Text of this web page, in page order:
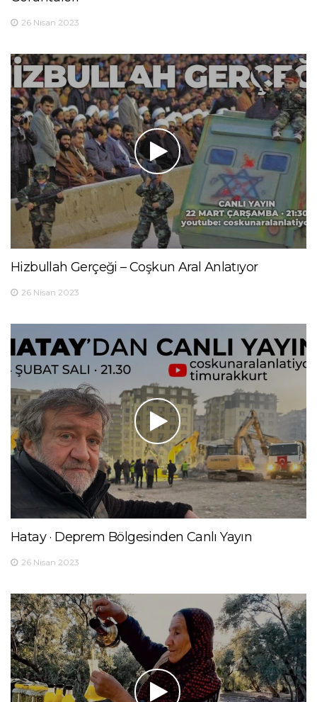
26 Nisan 2023
Hizbullah Gerçeği – Coşkun Aral Anlatıyor
26 Nisan 2023
Hatay · Deprem Bölgesinden Canlı Yayın
26 Nisan 2023